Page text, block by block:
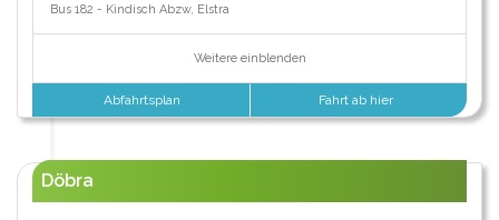
Bus 182 - Kindisch Abzw, Elstra
Weitere einblenden
Abfahrtsplan Fahrt ab hier
Döbra